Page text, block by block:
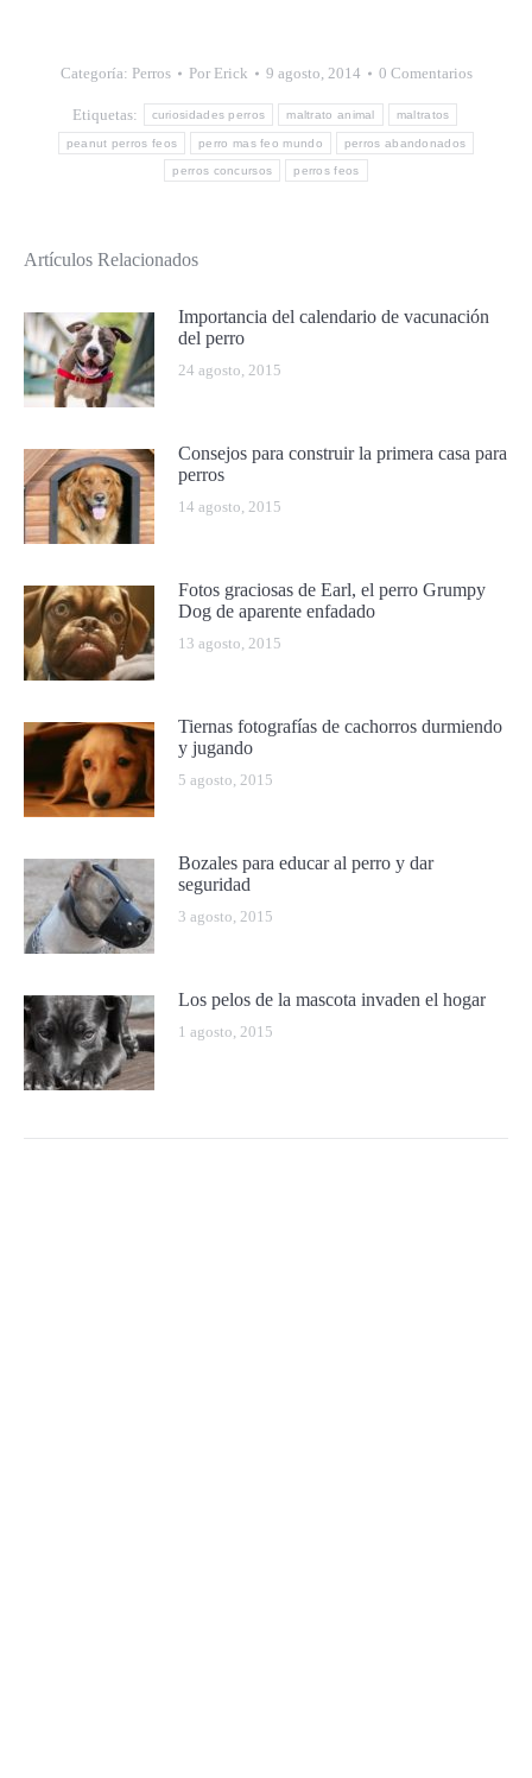
Categoría: Perros Por Erick 9 agosto, 2014 0 Comentarios
Etiquetas: curiosidades perros maltrato animal maltratos
peanut perros feos perro mas feo mundo perros abandonados
perros concursos perros feos
Artículos Relacionados
Importancia del calendario de vacunación
del perro
24 agosto, 2015
Consejos para construir la primera casa para
perros
14 agosto, 2015
Fotos graciosas de Earl, el perro Grumpy
Dog de aparente enfadado
13 agosto, 2015
Tiernas fotografías de cachorros durmiendo
y jugando
5 agosto, 2015
Bozales para educar al perro y dar
seguridad
3 agosto, 2015
Los pelos de la mascota invaden el hogar
1 agosto, 2015